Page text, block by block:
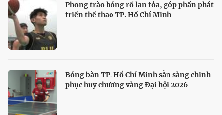
Phong trào bóng rổ lan tỏa, góp phần phát
triển thể thao TP. Hồ Chí Minh
Bóng bàn TP. Hồ Chí Minh sẵn sàng chinh
phục huy chương vàng Đại hội 2026